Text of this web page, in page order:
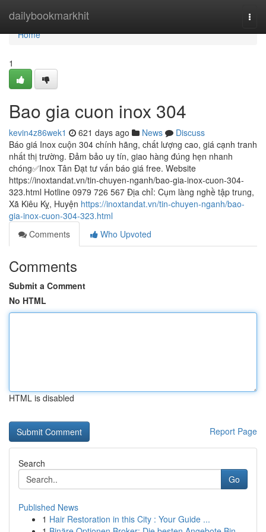
dailybookmarkhit
Home
Home
1
Bao gia cuon inox 304
kevin4z86wek1 621 days ago News
Discuss
Báo giá Inox cuộn 304 chính hãng, chất lượng cao, giá cạnh tranh
nhất thị trường. Đảm bảo uy tín, giao hàng đúng hẹn nhanh
chóng✅Inox Tân Đạt tư vấn báo giá free. Website
https://inoxtandat.vn/tin-chuyen-nganh/bao-gia-inox-cuon-304-
323.html Hotline 0979 726 567 Địa chỉ: Cụm làng nghề tập trung,
Xã Kiêu Kỵ, Huyện https://inoxtandat.vn/tin-chuyen-nganh/bao-
gia-inox-cuon-304-323.html
Comments
Who Upvoted
Comments
Submit a Comment
No HTML
HTML is disabled
Report Page
Search
Go
Published News
1 Hair Restoration in this City : Your Guide ...